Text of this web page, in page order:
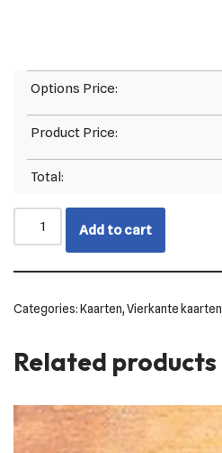
Options Price:
Product Price:
Total:
Add to cart
Categories:Kaarten,Vierkante kaarten
Related products